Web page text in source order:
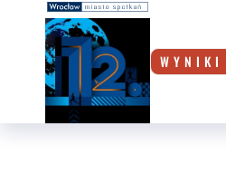
W Y N I K I